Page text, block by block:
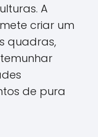
A
criar um
quadras,
de pura